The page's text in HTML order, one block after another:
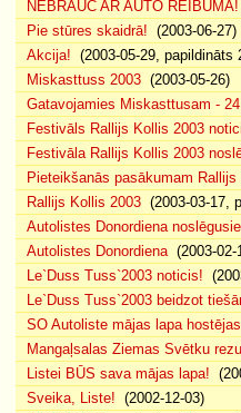
NEBRAUC AR AUTO REIBUMĀ!
Pie stūres skaidrā! (2003-06-27)
Akcija! (2003-05-29, papildināts
Miskasttuss 2003 (2003-05-26)
Gatavojamies Miskasttusam -
Festivāls Rallijs Kollis 2003
Festivāla Rallijs Kollis 2003
Pieteikšanās pasākumam
Rallijs Kollis 2003 (2003-03-17,
Autolistes Donordiena
Autolistes Donordiena(2003-02-
Le`Duss Tuss`2003 noticis!
Le`Duss Tuss`2003 beidzot
SO Autoliste mājas lapa
Mangaļsalas Ziemas Svētku
Listei BŪS sava mājas lapa!
Sveika, Liste! (2002-12-03)